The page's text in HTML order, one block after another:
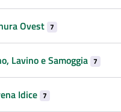
Ovest 7
Lavino e Samoggia 7
Idice 7